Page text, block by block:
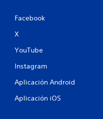
Facebook
X
YouTube
Instagram
Aplicación Android
Aplicación iOS